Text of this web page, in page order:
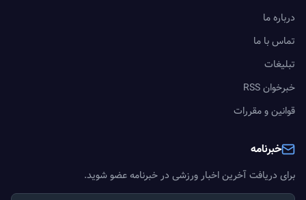
درباره ما
تماس با ما
تبلیغات
خبرخوان RSS
قوانین و مقررات
خبرنامه
برای دریافت آخرین اخبار ورزشی در خبرنامه عضو شوید.